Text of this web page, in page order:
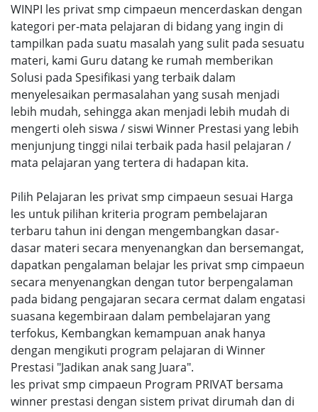
WINPI les privat smp cimpaeun mencerdaskan dengan
kategori per-mata pelajaran di bidang yang ingin di
tampilkan pada suatu masalah yang sulit pada sesuatu
materi, kami Guru datang ke rumah memberikan
Solusi pada Spesifikasi yang terbaik dalam
menyelesaikan permasalahan yang susah menjadi
lebih mudah, sehingga akan menjadi lebih mudah di
mengerti oleh siswa / siswi Winner Prestasi yang lebih
menjunjung tinggi nilai terbaik pada hasil pelajaran /
mata pelajaran yang tertera di hadapan kita.
Pilih Pelajaran les privat smp cimpaeun sesuai Harga
les untuk pilihan kriteria program pembelajaran
terbaru tahun ini dengan mengembangkan dasar-
dasar materi secara menyenangkan dan bersemangat,
dapatkan pengalaman belajar les privat smp cimpaeun
secara menyenangkan dengan tutor berpengalaman
pada bidang pengajaran secara cermat dalam engatasi
suasana kegembiraan dalam pembelajaran yang
terfokus, Kembangkan kemampuan anak hanya
dengan mengikuti program pelajaran di Winner
Prestasi "Jadikan anak sang Juara".
les privat smp cimpaeun Program PRIVAT bersama
winner prestasi dengan sistem privat dirumah dan di